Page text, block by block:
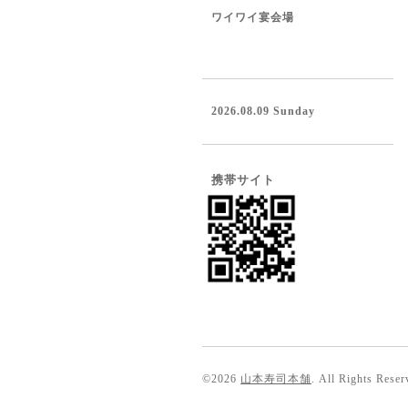
ワイワイ宴会場
2026.08.09 Sunday
携帯サイト
©2026 山本寿司本舗 . All Rights